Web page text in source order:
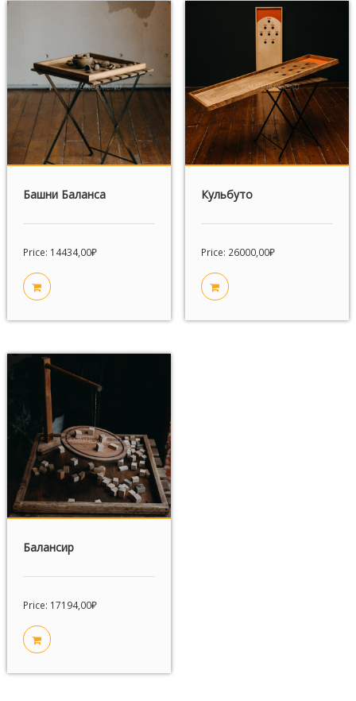
Башни Баланса
Price: 14434,00₽
Кульбуто
Price: 26000,00₽
Балансир
Price: 17194,00₽